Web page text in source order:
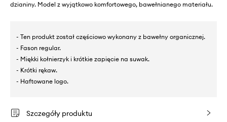
dzianiny. Model z wyjątkowo komfortowego, bawełnianego materiału.
- Ten produkt został częściowo wykonany z bawełny organicznej.
- Fason regular.
- Miękki kołnierzyk i krótkie zapięcie na suwak.
- Krótki rękaw.
- Haftowane logo.
Szczegóły produktu